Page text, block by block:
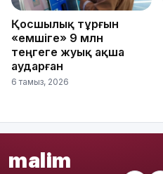
Қосшылық тұрғын
«емшіге» 9 млн
теңгеге жуық ақша
аударған
6 тамыз, 2026
malim